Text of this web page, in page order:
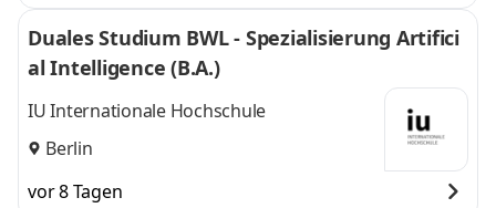
Duales Studium BWL - Spezialisierung Artifici
al Intelligence (B.A.)
IU Internationale Hochschule
Berlin
vor 8 Tagen